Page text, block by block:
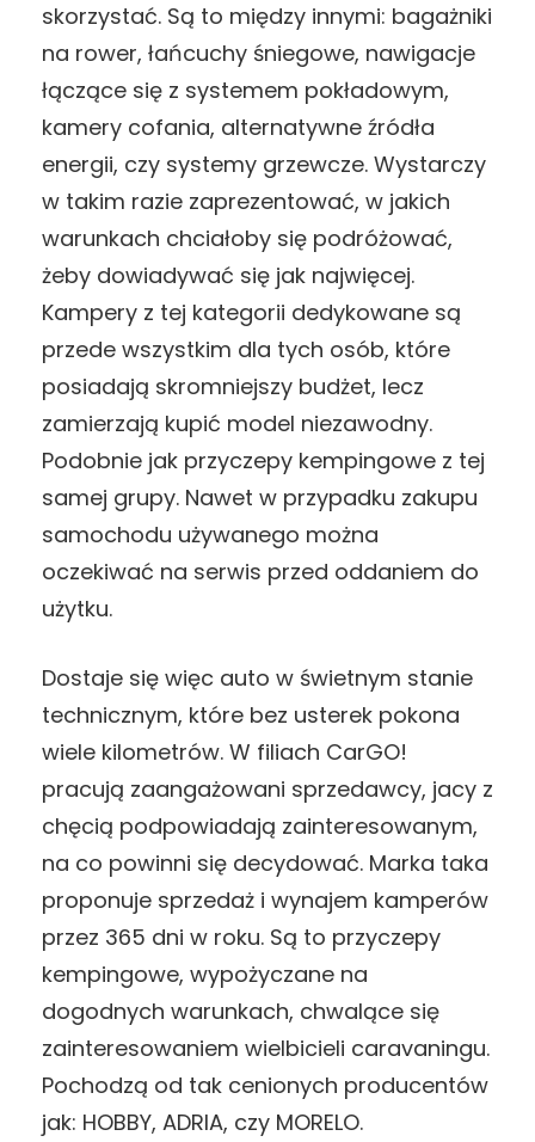
skorzystać. Są to między innymi: bagażniki
na rower, łańcuchy śniegowe, nawigacje
łączące się z systemem pokładowym,
kamery cofania, alternatywne źródła
energii, czy systemy grzewcze. Wystarczy
w takim razie zaprezentować, w jakich
warunkach chciałoby się podróżować,
żeby dowiadywać się jak najwięcej.
Kampery z tej kategorii dedykowane są
przede wszystkim dla tych osób, które
posiadają skromniejszy budżet, lecz
zamierzają kupić model niezawodny.
Podobnie jak przyczepy kempingowe z tej
samej grupy. Nawet w przypadku zakupu
samochodu używanego można
oczekiwać na serwis przed oddaniem do
użytku.
Dostaje się więc auto w świetnym stanie
technicznym, które bez usterek pokona
wiele kilometrów. W filiach CarGO!
pracują zaangażowani sprzedawcy, jacy z
chęcią podpowiadają zainteresowanym,
na co powinni się decydować. Marka taka
proponuje sprzedaż i wynajem kamperów
przez 365 dni w roku. Są to przyczepy
kempingowe, wypożyczane na
dogodnych warunkach, chwalące się
zainteresowaniem wielbicieli caravaningu.
Pochodzą od tak cenionych producentów
jak: HOBBY, ADRIA, czy MORELO.